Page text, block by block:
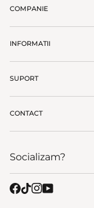
COMPANIE
INFORMATII
SUPORT
CONTACT
Socializam?